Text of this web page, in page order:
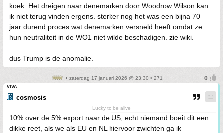
koek. Het dreigen naar denemarken door Woodrow Wilson kan
ik niet terug vinden ergens. sterker nog het was een bijna 70
jaar durend proces wat denemarken versneld heeft omdat ze
hun neutraliteit in de WO1 niet wilde beschadigen. zie wiki.
dus Trump is de anomalie.
• zaterdag 17 januari 2026 @ 23:30 • 271
VIVA
cosmosis
Lucky to be alive
10% over de 5% export naar de US, echt niemand boeit dit een
dikke reet, als we als EU en NL hiervoor zwichten ga ik